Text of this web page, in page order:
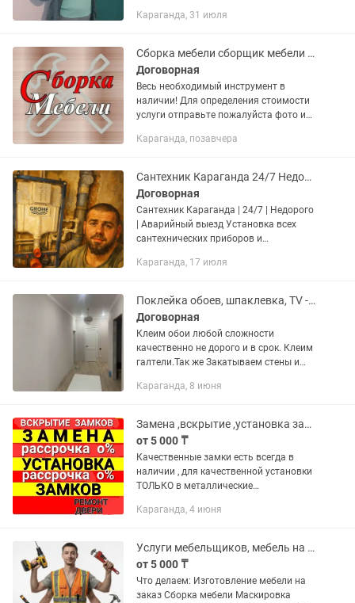
Караганда, 31 июля
Сборка мебели сборщик мебели Караганда и пригород
Договорная
Весь необходимый инструмент в
наличии! Для определения стоимости
услуги отправьте пожалуйста фото или
обращении район города или название
Караганда, позавчера
Сантехник Караганда 24/7 Недорого Вызов сантехниккка Аварийный сантехни
Договорная
Сантехник Караганда | 24/7 | Недорого
| Аварийный выезд Установка всех
сантехнических приборов и
систем отопления под ключ — любые
Монтаж и...
Караганда, 17 июля
Поклейка обоев, шпаклевка, TV -зона
Договорная
Клеим обои любой сложности
качественно не дорого и в срок. Клеим
галтели.Так же Закатываем стены и
линолеум и Плинтуса.Делаем
Караганда, 8 июня
Замена ,вскрытие ,установка замков, ремонт двери.
от 5 000 ₸
Качественные замки есть всегда в
наличии , для качественной установки
ТОЛЬКО в металлические
замка , согласно технических
повышенной...
Караганда, 4 июня
Услуги мебельщиков, мебель на заказ, ремонт мебели.
от 5 000 ₸
Что делаем: Изготовление мебели на
заказ Сборка мебели Маскировка